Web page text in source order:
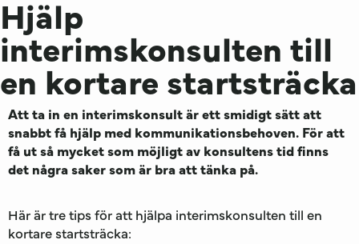
Hjälp
interimskonsulten till
en kortare startsträcka
Att ta in en interimskonsult är ett smidigt sätt att
snabbt få hjälp med kommunikationsbehoven. För att
få ut så mycket som möjligt av konsultens tid finns
det några saker som är bra att tänka på.
Här är tre tips för att hjälpa interimskonsulten till en
kortare startsträcka: